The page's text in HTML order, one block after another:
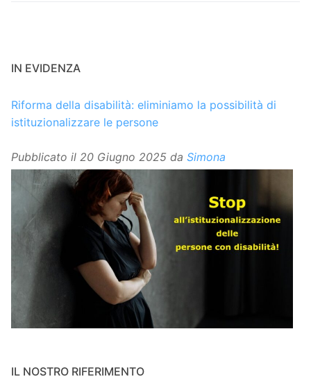
IN EVIDENZA
Riforma della disabilità: eliminiamo la possibilità di
istituzionalizzare le persone
Pubblicato il 20 Giugno 2025 da Simona
IL NOSTRO RIFERIMENTO